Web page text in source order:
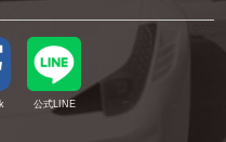
公式LINE